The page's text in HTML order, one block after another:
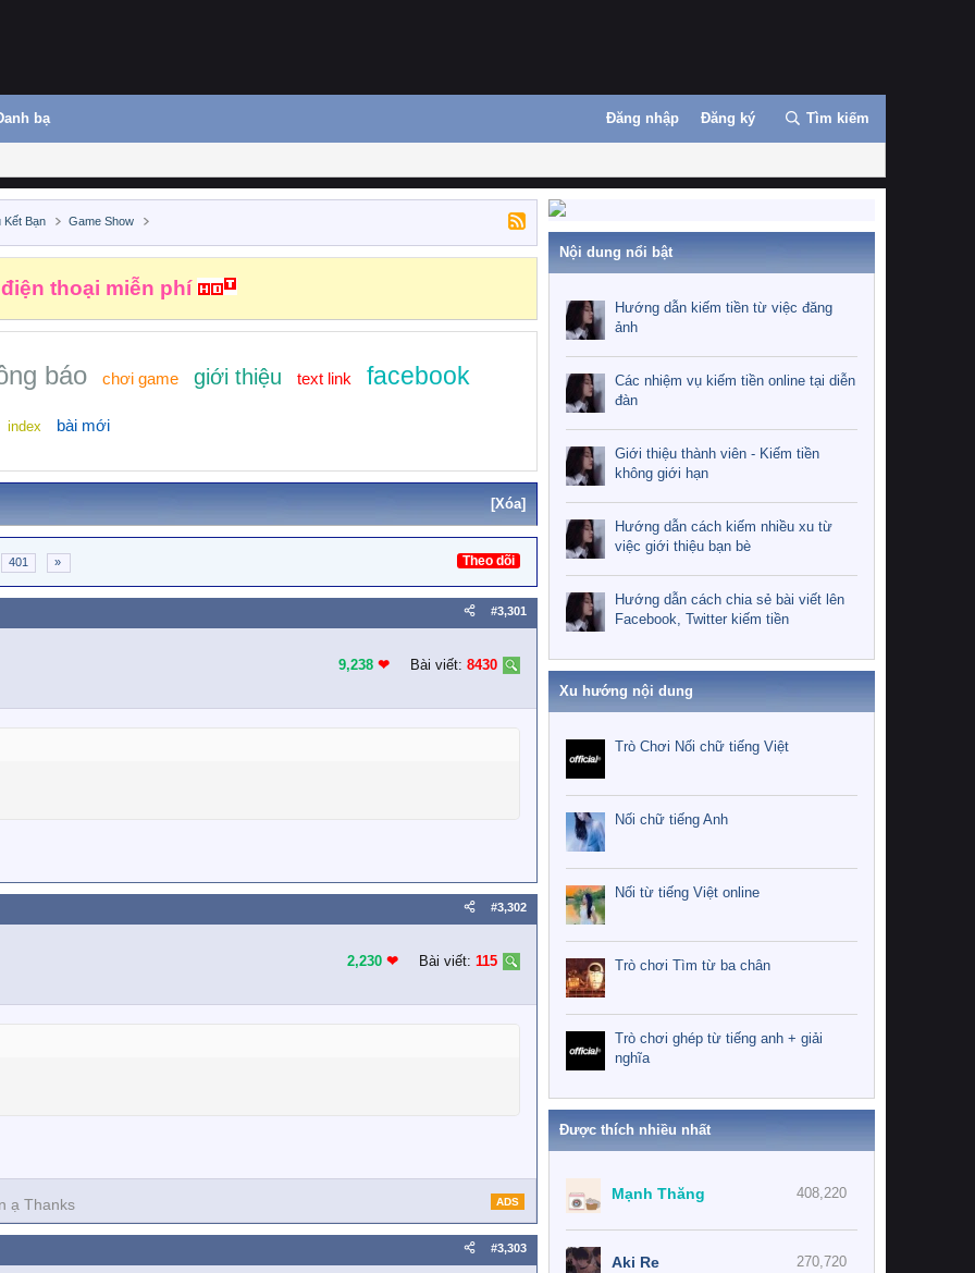
bạ Đăng nhập Đăng ký Tìm kiếm
Kết Bạn Game Show
thoại miễn phí
báo chơi game giới thiệu text link facebook
index bài mới
[Xóa]
401 » Theo dõi
#3,301
9,238 ❤︎ Bài viết: 8430
#3,302
2,230 ❤︎ Bài viết: 115
ạ Thanks ADS
#3,303
Nội dung nổi bật
Hướng dẫn kiếm tiền từ việc đăng
ảnh
Các nhiệm vụ kiếm tiền online tại diễn
đàn
Giới thiệu thành viên - Kiếm tiền
không giới hạn
Hướng dẫn cách kiếm nhiều xu từ
việc giới thiệu bạn bè
Hướng dẫn cách chia sẻ bài viết lên
Facebook, Twitter kiếm tiền
Xu hướng nội dung
Trò Chơi Nối chữ tiếng Việt
Nối chữ tiếng Anh
Nối từ tiếng Việt online
Trò chơi Tìm từ ba chân
Trò chơi ghép từ tiếng anh + giải
nghĩa
Được thích nhiều nhất
408,220
Mạnh Thăng
270,720
Aki Re